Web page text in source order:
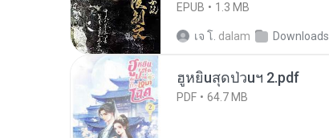
EPUB
1.3 MB
เจ โ. dalam Downloads
ฮูหยิuสุดป่วuฯ 2.pdf
PDF 64.7 MB